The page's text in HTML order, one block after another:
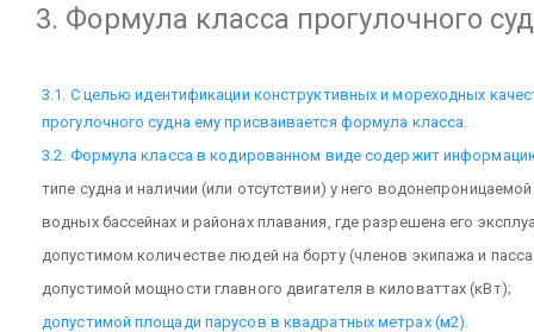
3. Формула класса прогулочного
3.1. С целью идентификации конструктивных и мореходных
прогулочного судна ему присваивается формула класса.
3.2. Формула класса в кодированном виде содержит
типе судна и наличии (или отсутствии) у него
водных бассейнах и районах плавания, где разрешена его
допустимом количестве людей на борту (членов экипажа и
допустимой мощности главного двигателя в киловаттах (кВт);
допустимой площади парусов в квадратных метрах (м2).